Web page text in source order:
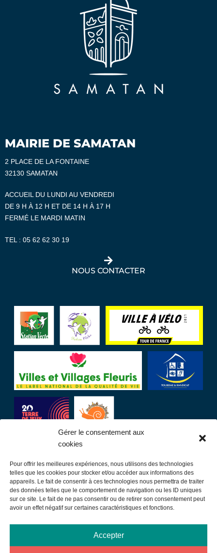
Gérer le consentement aux
cookies
Pour offrir les meilleures expériences, nous utilisons des technologies
telles que les cookies pour stocker et/ou accéder aux informations des
appareils. Le fait de consentir à ces technologies nous permettra de traiter
des données telles que le comportement de navigation ou les ID uniques
sur ce site. Le fait de ne pas consentir ou de retirer son consentement peut
avoir un effet négatif sur certaines caractéristiques et fonctions.
Accepter
MAIRIE DE SAMATAN
2 PLACE DE LA FONTAINE
32130 SAMATAN
ACCUEIL DU LUNDI AU VENDREDI
DE 9 H À 12 H ET DE 14 H À 17 H
FERMÉ LE MARDI MATIN
TEL : 05 62 62 30 19
NOUS CONTACTER
LIENS UTILES
Communauté de communes